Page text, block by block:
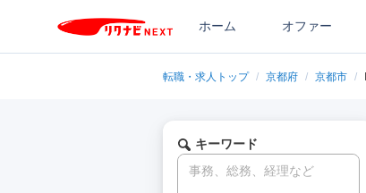
ホーム オファー
転職・求人トップ / 京都府 / 京都市 /
キーワード